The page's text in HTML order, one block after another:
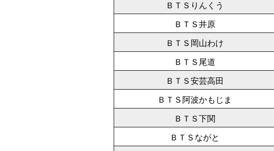
ＢＴＳりんくう
ＢＴＳ井原
ＢＴＳ岡山わけ
ＢＴＳ尾道
ＢＴＳ安芸高田
ＢＴＳ阿波かもじま
ＢＴＳ下関
ＢＴＳながと